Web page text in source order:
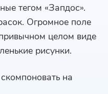
тегом «Запдос».
Огромное поле
целом виде
рисунки.
на